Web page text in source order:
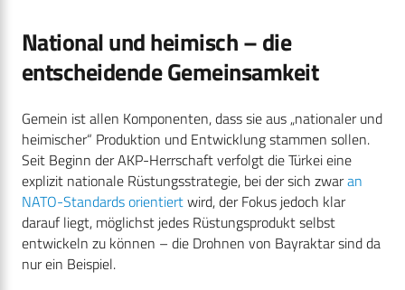
National und heimisch – die
entscheidende Gemeinsamkeit
Gemein ist allen Komponenten, dass sie aus „nationaler und
heimischer“ Produktion und Entwicklung stammen sollen.
Seit Beginn der AKP-Herrschaft verfolgt die Türkei eine
explizit nationale Rüstungsstrategie, bei der sich zwaran
NATO-Standards orientiertwird, der Fokus jedoch klar
darauf liegt, möglichst jedes Rüstungsprodukt selbst
entwickeln zu können – die Drohnen von Bayraktar sind da
nur ein Beispiel.